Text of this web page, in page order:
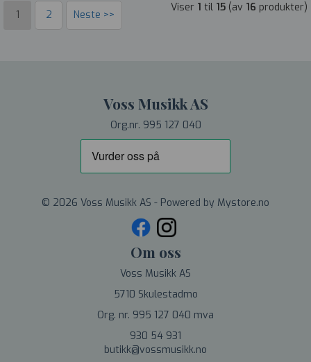
1 2 Neste >>
Viser 1 til 15 (av 16 produkter)
Voss Musikk AS
Org.nr. 995 127 040
© 2026 Voss Musikk AS - Powered by Mystore.no
Om oss
Voss Musikk AS
5710 Skulestadmo
Org. nr. 995 127 040 mva
930 54 931
butikk@vossmusikk.no